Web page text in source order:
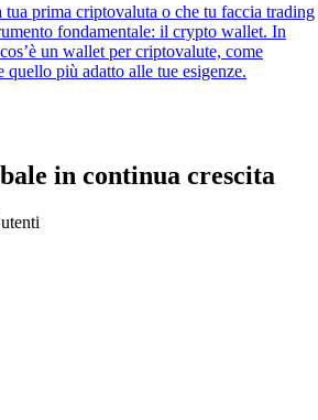
tua prima criptovaluta o che tu faccia trading
fondamentale: il crypto wallet. In
un wallet per criptovalute, come
quello più adatto alle tue esigenze.
in continua crescita